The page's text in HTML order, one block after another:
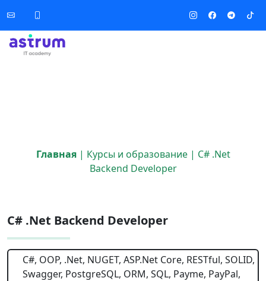
Главная | Курсы и образование| C# .Net
Backend Developer
C# .Net Backend Developer
C#, OOP, .Net, NUGET, ASP.Net Core, RESTful, SOLID,
Swagger, PostgreSQL, ORM, SQL, Payme, PayPal,